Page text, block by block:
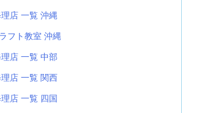
店 一覧 沖縄
フト教室 沖縄
店 一覧 中部
店 一覧 関西
店 一覧 四国